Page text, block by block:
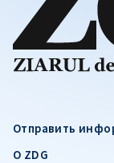
Отправить
О ZDG